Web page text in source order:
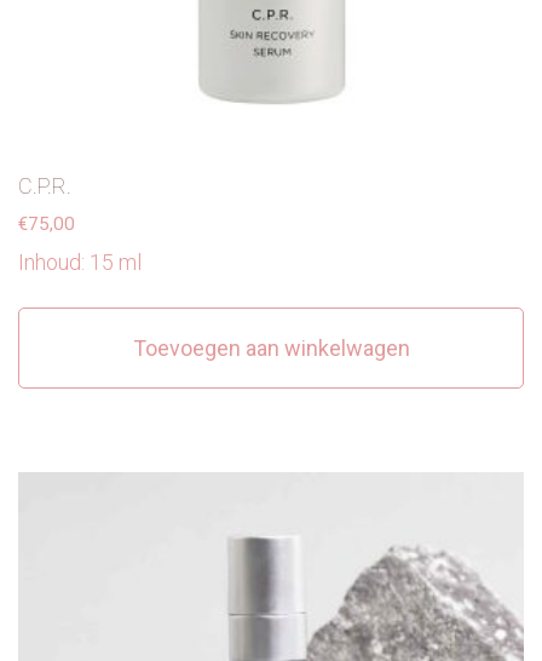
C.P.R.
€75,00
Inhoud: 15 ml
Toevoegen aan winkelwagen